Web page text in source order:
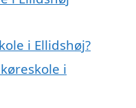
i Ellidshøj?
i